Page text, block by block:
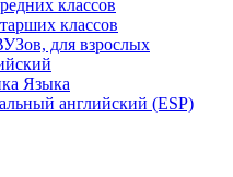
классов
классов
для взрослых
Языка
английский (ESP)